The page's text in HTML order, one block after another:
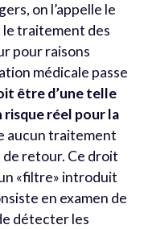
on l’appelle le
le traitement des
pour raisons
médicale passe
être d’une telle
réel pour la
aucun traitement
de retour. Ce droit
«filtre» introduit
en examen de
détecter les